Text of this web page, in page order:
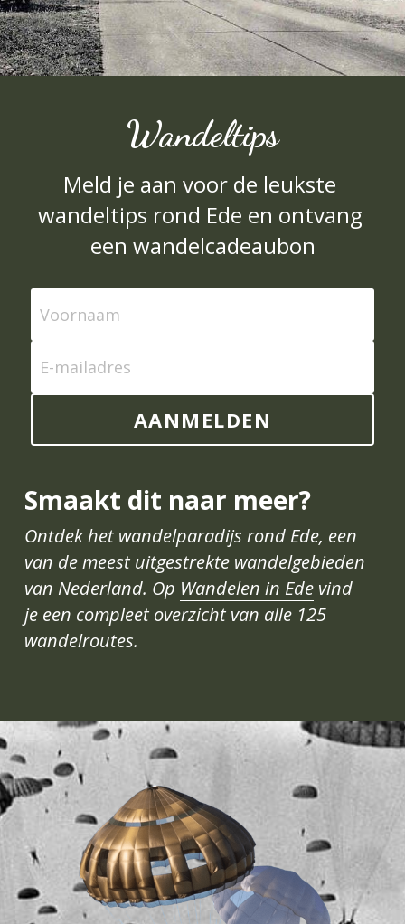
Wandeltips
Meld je aan voor de leukste
wandeltips rond Ede en ontvang
een wandelcadeaubon
Voornaam
E-mailadres
AANMELDEN
Smaakt dit naar meer?
Ontdek het wandelparadijs rond Ede, een
van de meest uitgestrekte wandelgebieden
van Nederland. Op Wandelen in Ede vind
je een compleet overzicht van alle 125
wandelroutes.